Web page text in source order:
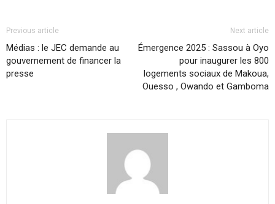
Previous article
Médias : le JEC demande au
gouvernement de financer la
presse
Next article
Émergence 2025 : Sassou à Oyo
pour inaugurer les 800
logements sociaux de Makoua,
Ouesso , Owando et Gamboma